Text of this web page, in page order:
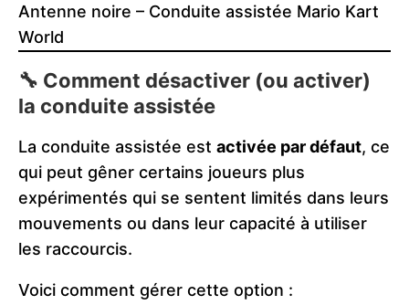
Antenne noire – Conduite assistée Mario Kart
World
🔧 Comment désactiver (ou activer)
la conduite assistée
La conduite assistée est activée par défaut, ce
qui peut gêner certains joueurs plus
expérimentés qui se sentent limités dans leurs
mouvements ou dans leur capacité à utiliser
les raccourcis.
Voici comment gérer cette option :